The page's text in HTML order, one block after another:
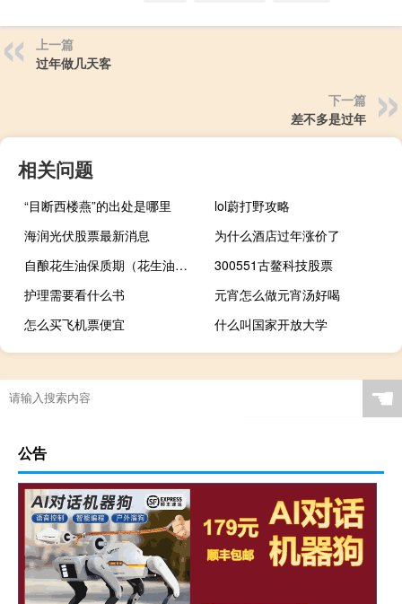
上一篇
过年做几天客
下一篇
差不多是过年
相关问题
“目断西楼燕”的出处是哪里
lol蔚打野攻略
海润光伏股票最新消息
为什么酒店过年涨价了
自酿花生油保质期（花生油保质期）
300551古鳌科技股票
护理需要看什么书
元宵怎么做元宵汤好喝
怎么买飞机票便宜
什么叫国家开放大学
☚
公告